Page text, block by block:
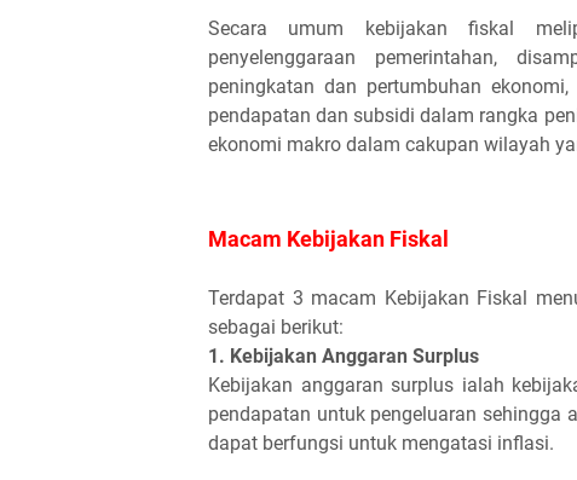
Secara umum kebijakan fiskal
penyelenggaraan pemerintahan,
peningkatan dan pertumbuhan
pendapatan dan subsidi dalam rangka
ekonomi makro dalam cakupan wilayah
Macam Kebijakan Fiskal
Terdapat 3 macam Kebijakan Fiskal
sebagai berikut:
1. Kebijakan Anggaran Surplus
Kebijakan anggaran surplus ialah
pendapatan untuk pengeluaran sehingga
dapat berfungsi untuk mengatasi inflasi.